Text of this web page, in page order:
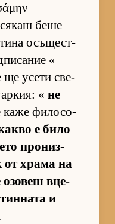
беше
осъ­щес­т­
«
усети све­
« не
каже фи­ло­со­
е било
про­низ­
от храма на
озо­веш вце­
и